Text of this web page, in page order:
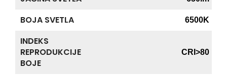
BOJA SVETLA 6500K
INDEKS
REPRODUKCIJE
BOJE
CRI>80